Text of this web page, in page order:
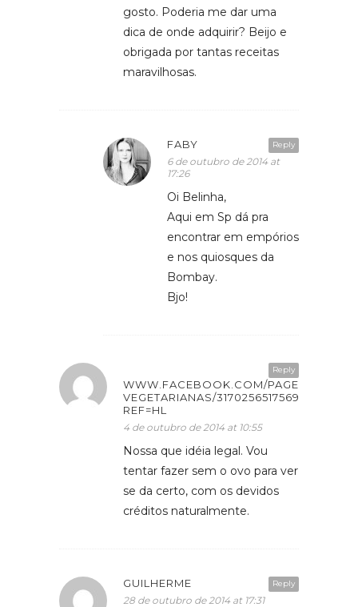
gosto. Poderia me dar uma
dica de onde adquirir? Beijo e
obrigada por tantas receitas
maravilhosas.
Reply
FABY
6 de outubro de 2014 at
17:26
Oi Belinha,
Aqui em Sp dá pra
encontrar em empórios
e nos quiosques da
Bombay.
Bjo!
Reply
WWW.FACEBOOK.COM/PAGES/IDEIAS-
VEGETARIANAS/317025651756953?
REF=HL
4 de outubro de 2014 at 10:55
Nossa que idéia legal. Vou
tentar fazer sem o ovo para ver
se da certo, com os devidos
créditos naturalmente.
Reply
GUILHERME
28 de outubro de 2014 at 17:31